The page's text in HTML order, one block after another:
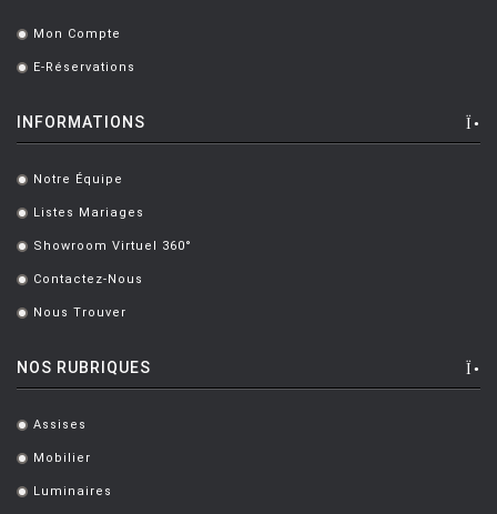
. Mon Compte
. E-Réservations
INFORMATIONS
. Notre Équipe
. Listes Mariages
. Showroom Virtuel 360°
. Contactez-Nous
. Nous Trouver
NOS RUBRIQUES
. Assises
. Mobilier
. Luminaires